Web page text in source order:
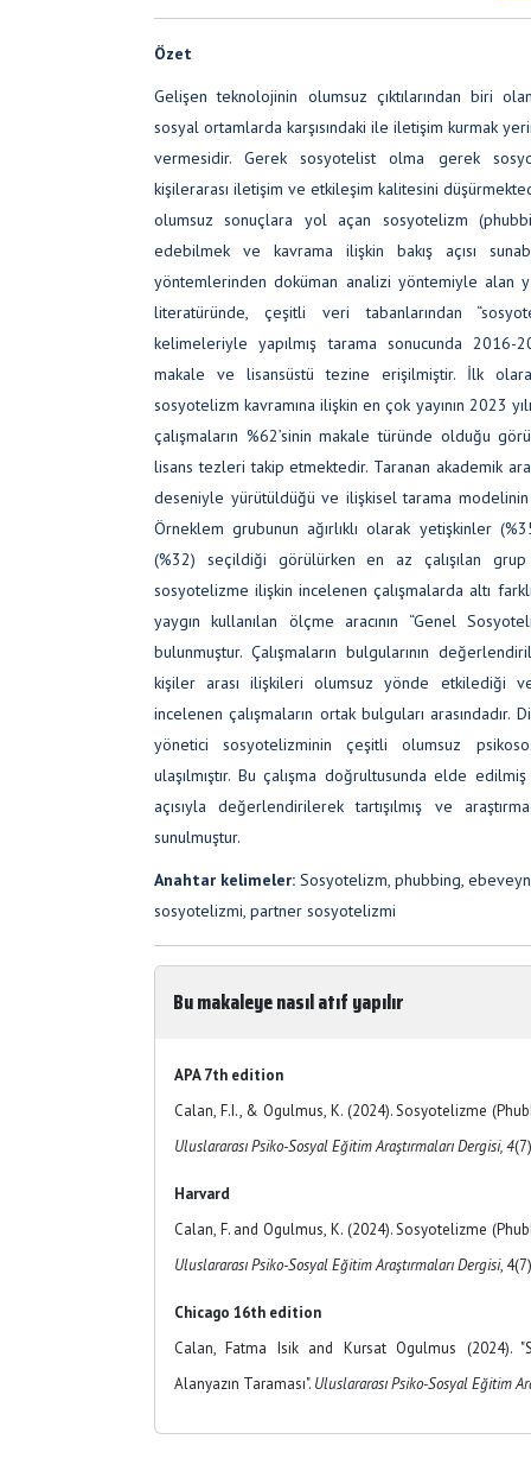
Özet
Gelişen teknolojinin olumsuz çıktılarından biri
sosyal ortamlarda karşısındaki ile iletişim kurmak
vermesidir. Gerek sosyotelist olma gerek
kişilerarası iletişim ve etkileşim kalitesini
olumsuz sonuçlara yol açan sosyotelizm
edebilmek ve kavrama ilişkin bakış açısı
yöntemlerinden doküman analizi yöntemiyle alan
literatüründe, çeşitli veri tabanlarından
kelimeleriyle yapılmış tarama sonucunda 2016-
makale ve lisansüstü tezine erişilmiştir. İlk
sosyotelizm kavramına ilişkin en çok yayının 2023
çalışmaların %62’sinin makale türünde olduğu
lisans tezleri takip etmektedir. Taranan akademik
deseniyle yürütüldüğü ve ilişkisel tarama modelinin
Örneklem grubunun ağırlıklı olarak yetişkinler
(%32) seçildiği görülürken en az çalışılan
sosyotelizme ilişkin incelenen çalışmalarda altı
yaygın kullanılan ölçme aracının “Genel
bulunmuştur. Çalışmaların bulgularının
kişiler arası ilişkileri olumsuz yönde etkilediği
incelenen çalışmaların ortak bulguları
yönetici sosyotelizminin çeşitli olumsuz
ulaşılmıştır. Bu çalışma doğrultusunda elde
açısıyla değerlendirilerek tartışılmış ve
sunulmuştur.
Anahtar kelimeler: Sosyotelizm, phubbing,
sosyotelizmi, partner sosyotelizmi
Bu makaleye nasıl atıf yapılır
APA 7th edition
Calan, F.I., & Ogulmus, K. (2024). Sosyotelizme
Uluslararası Psiko-Sosyal Eğitim Araştırmaları Dergisi, 4
Harvard
Calan, F. and Ogulmus, K. (2024). Sosyotelizme
Uluslararası Psiko-Sosyal Eğitim Araştırmaları Dergisi,
Chicago 16th edition
Calan, Fatma Isik and Kursat Ogulmus (2024).
Alanyazın Taraması". Uluslararası Psiko-Sosyal Eğitim